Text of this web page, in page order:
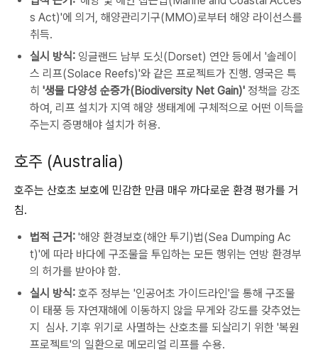
s Act)'에 의거, 해양관리기구(MMO)로부터 해양 라이선스를
취득.
실시 방식: 잉글랜드 남부 도싯(Dorset) 연안 등에서 '솔레이
스 리프(Solace Reefs)'와 같은 프로젝트가 진행. 영국은 특
히 '생물 다양성 순증가(Biodiversity Net Gain)' 정책을 강조
하여, 리프 설치가 지역 해양 생태계에 구체적으로 어떤 이득을
주는지 증명해야 설치가 허용.
호주 (Australia)
호주는 산호초 보호에 민감한 만큼 매우 까다로운 환경 평가를 거
침.
법적 근거: '해양 환경보호(해안 투기)법(Sea Dumping Ac
t)'에 따라 바다에 구조물을 투입하는 모든 행위는 연방 환경부
의 허가를 받아야 함.
실시 방식: 호주 정부는 '인공어초 가이드라인'을 통해 구조물
이 태풍 등 자연재해에 이동하지 않을 무게와 강도를 갖추었는
지 심사. 기후 위기로 사멸하는 산호초를 되살리기 위한 '복원
프로젝트'의 일환으로 메모리얼 리프를 수용.